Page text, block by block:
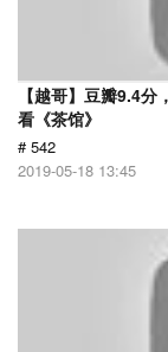
【越哥】豆瓣9.4
看《茶馆》
# 542
2019-05-18 13:45